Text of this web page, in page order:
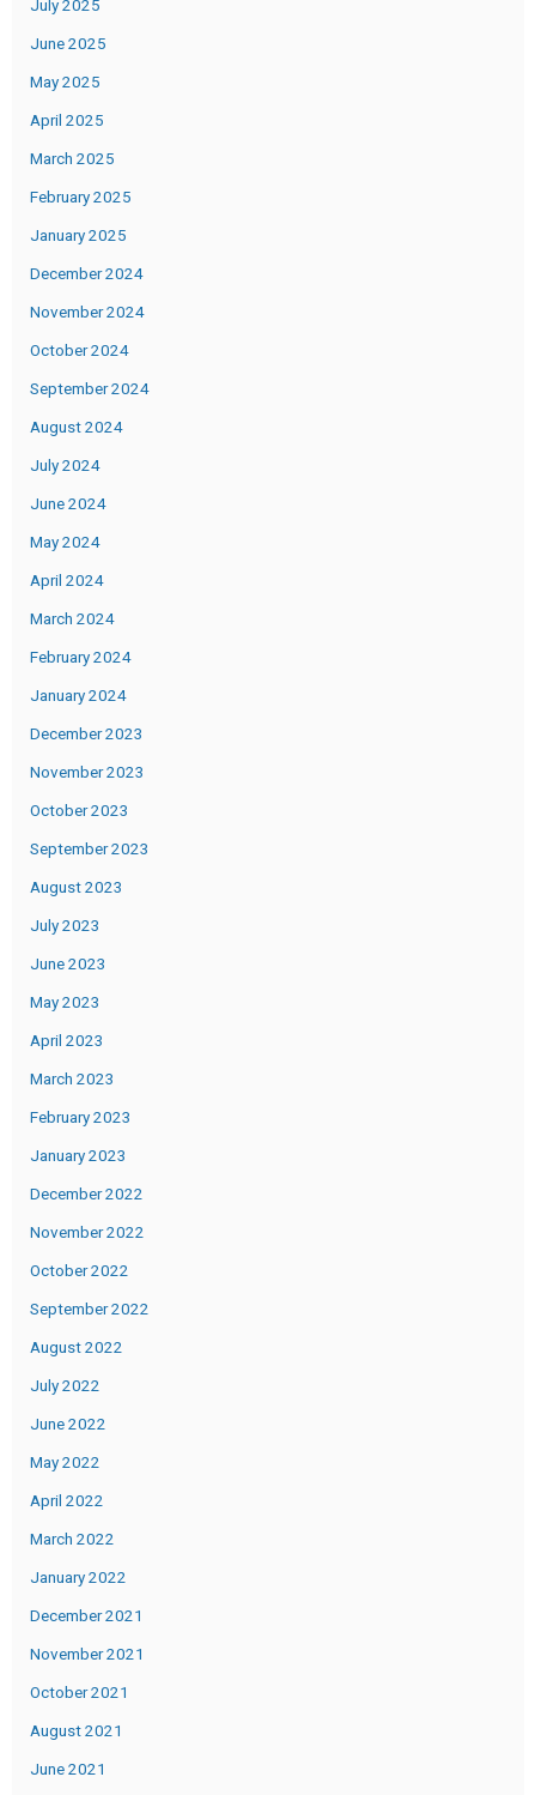
July 2025
June 2025
May 2025
April 2025
March 2025
February 2025
January 2025
December 2024
November 2024
October 2024
September 2024
August 2024
July 2024
June 2024
May 2024
April 2024
March 2024
February 2024
January 2024
December 2023
November 2023
October 2023
September 2023
August 2023
July 2023
June 2023
May 2023
April 2023
March 2023
February 2023
January 2023
December 2022
November 2022
October 2022
September 2022
August 2022
July 2022
June 2022
May 2022
April 2022
March 2022
January 2022
December 2021
November 2021
October 2021
August 2021
June 2021